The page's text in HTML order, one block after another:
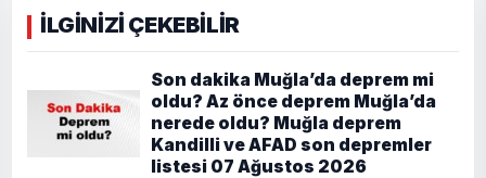
İLGİNİZİ ÇEKEBİLİR
Son dakika Muğla’da deprem mi
oldu? Az önce deprem Muğla’da
nerede oldu? Muğla deprem
Kandilli ve AFAD son depremler
listesi 07 Ağustos 2026